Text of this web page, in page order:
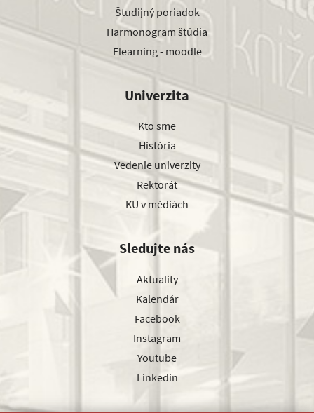
Študijný poriadok
Harmonogram štúdia
Elearning - moodle
Univerzita
Kto sme
História
Vedenie univerzity
Rektorát
KU v médiách
Sledujte nás
Aktuality
Kalendár
Facebook
Instagram
Youtube
Linkedin